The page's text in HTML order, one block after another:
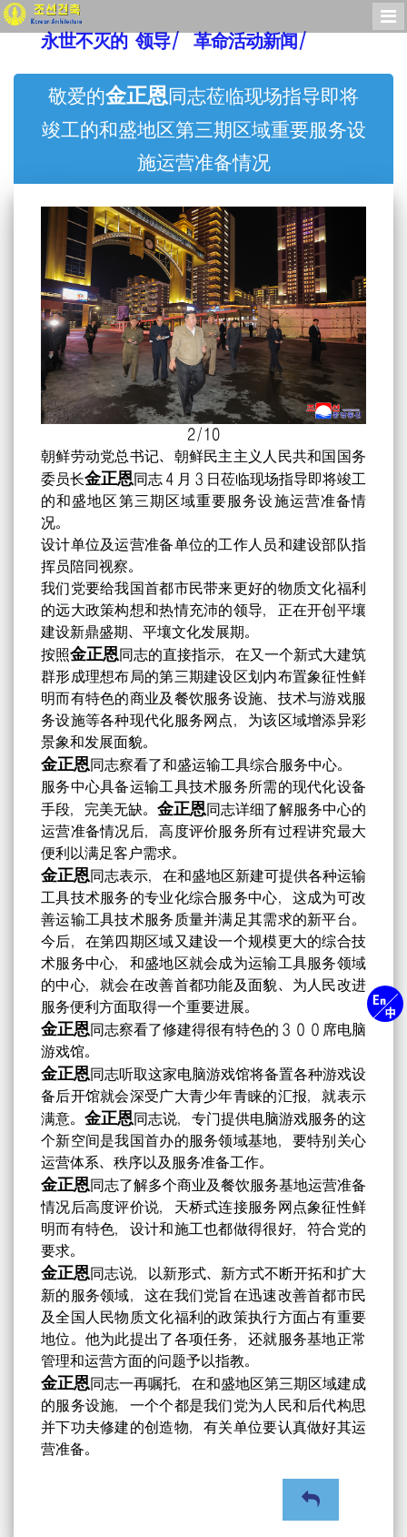
永世不灭的 领导/ 革命活动新闻/
敬爱的金正恩同志莅临现场指导即将
竣工的和盛地区第三期区域重要服务设
施运营准备情况
2/10
朝鲜劳动党总书记、朝鲜民主主义人民共和国国务
委员长金正恩同志４月３日莅临现场指导即将竣工
的和盛地区第三期区域重要服务设施运营准备情
况。
设计单位及运营准备单位的工作人员和建设部队指
挥员陪同视察。
我们党要给我国首都市民带来更好的物质文化福利
的远大政策构想和热情充沛的领导，正在开创平壤
建设新鼎盛期、平壤文化发展期。
按照金正恩同志的直接指示，在又一个新式大建筑
群形成理想布局的第三期建设区划内布置象征性鲜
明而有特色的商业及餐饮服务设施、技术与游戏服
务设施等各种现代化服务网点，为该区域增添异彩
景象和发展面貌。
金正恩同志察看了和盛运输工具综合服务中心。
服务中心具备运输工具技术服务所需的现代化设备
手段，完美无缺。 金正恩同志详细了解服务中心的
运营准备情况后，高度评价服务所有过程讲究最大
便利以满足客户需求。
金正恩同志表示，在和盛地区新建可提供各种运输
工具技术服务的专业化综合服务中心，这成为可改
善运输工具技术服务质量并满足其需求的新平台。
今后，在第四期区域又建设一个规模更大的综合技
术服务中心，和盛地区就会成为运输工具服务领域
的中心，就会在改善首都功能及面貌、为人民改进
服务便利方面取得一个重要进展。
金正恩同志察看了修建得很有特色的３００席电脑
游戏馆。
金正恩同志听取这家电脑游戏馆将备置各种游戏设
备后开馆就会深受广大青少年青睐的汇报，就表示
满意。 金正恩同志说，专门提供电脑游戏服务的这
个新空间是我国首办的服务领域基地，要特别关心
运营体系、秩序以及服务准备工作。
金正恩同志了解多个商业及餐饮服务基地运营准备
情况后高度评价说，天桥式连接服务网点象征性鲜
明而有特色，设计和施工也都做得很好，符合党的
要求。
金正恩同志说，以新形式、新方式不断开拓和扩大
新的服务领域，这在我们党旨在迅速改善首都市民
及全国人民物质文化福利的政策执行方面占有重要
地位。他为此提出了各项任务，还就服务基地正常
管理和运营方面的问题予以指教。
金正恩同志一再嘱托，在和盛地区第三期区域建成
的服务设施，一个个都是我们党为人民和后代构思
并下功夫修建的创造物，有关单位要认真做好其运
营准备。